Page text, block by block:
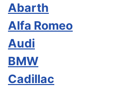
Abarth
Alfa Romeo
Audi
BMW
Cadillac